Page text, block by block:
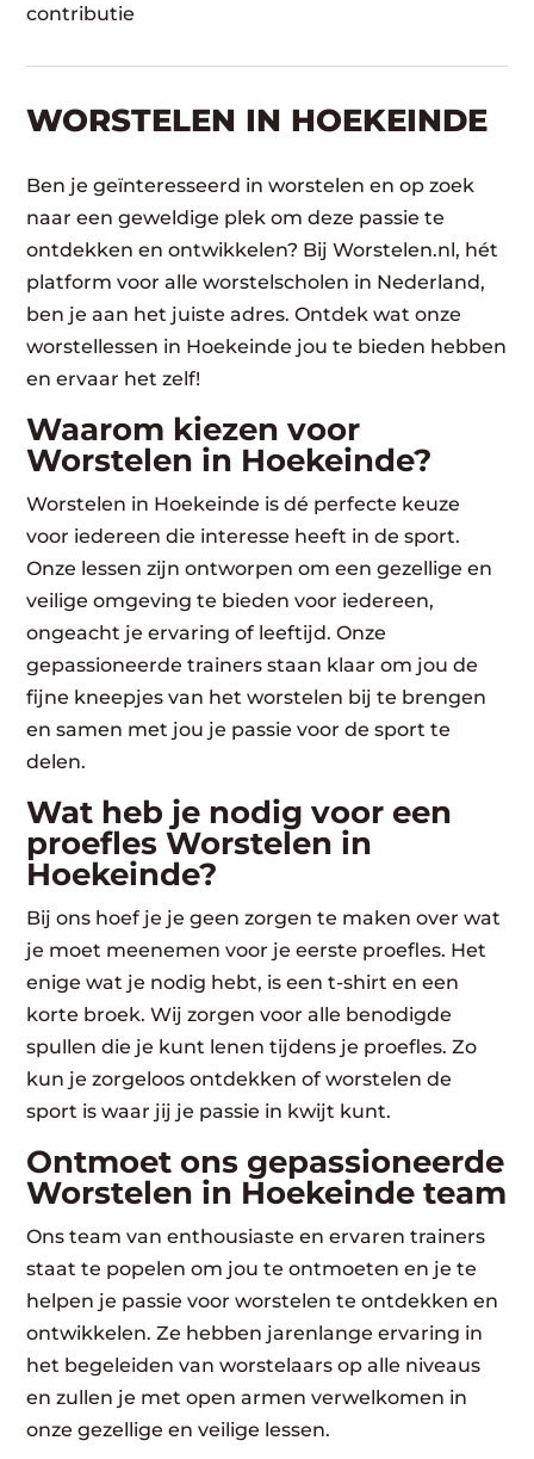
contributie
WORSTELEN​ IN HOEKEINDE
Ben je geïnteresseerd in worstelen en op zoek
naar een geweldige plek om deze passie te
ontdekken en ontwikkelen? Bij Worstelen.nl, hét
platform voor alle worstelscholen in Nederland,
ben je aan het juiste adres. Ontdek wat onze
worstellessen in Hoekeinde jou te bieden hebben
en ervaar het zelf!
Waarom kiezen voor
Worstelen in Hoekeinde?
Worstelen in Hoekeinde is dé perfecte keuze
voor iedereen die interesse heeft in de sport.
Onze lessen zijn ontworpen om een gezellige en
veilige omgeving te bieden voor iedereen,
ongeacht je ervaring of leeftijd. Onze
gepassioneerde trainers staan klaar om jou de
fijne kneepjes van het worstelen bij te brengen
en samen met jou je passie voor de sport te
delen.
Wat heb je nodig voor een
proefles Worstelen in
Hoekeinde?
Bij ons hoef je je geen zorgen te maken over wat
je moet meenemen voor je eerste proefles. Het
enige wat je nodig hebt, is een t-shirt en een
korte broek. Wij zorgen voor alle benodigde
spullen die je kunt lenen tijdens je proefles. Zo
kun je zorgeloos ontdekken of worstelen de
sport is waar jij je passie in kwijt kunt.
Ontmoet ons gepassioneerde
Worstelen in Hoekeinde team
Ons team van enthousiaste en ervaren trainers
staat te popelen om jou te ontmoeten en je te
helpen je passie voor worstelen te ontdekken en
ontwikkelen. Ze hebben jarenlange ervaring in
het begeleiden van worstelaars op alle niveaus
en zullen je met open armen verwelkomen in
onze gezellige en veilige lessen.